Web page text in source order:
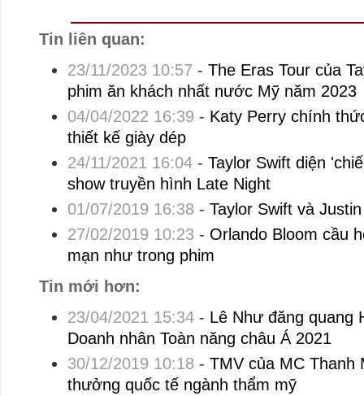
Tin liên quan:
23/11/2023 10:57 - The Eras Tour của
phim ăn khách nhất nước Mỹ năm 2023
04/04/2022 16:39 - Katy Perry chính
thiết kế giày dép
24/11/2021 16:04- Taylor Swift diện
show truyền hình Late Night
01/07/2019 16:38 - Taylor Swift và
27/02/2019 10:23 - Orlando Bloom cầu
mạn như trong phim
Tin mới hơn:
23/04/2021 15:34- Lê Như đăng quang
Doanh nhân Toàn năng châu Á 2021
30/12/2019 10:18 - TMV của MC Thanh
thưởng quốc tế ngành thẩm mỹ